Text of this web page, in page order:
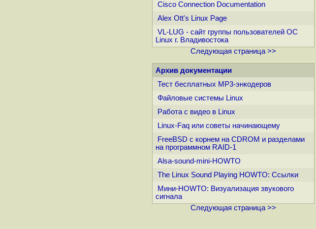
Cisco Connection Documentation
Alex Ott's Linux Page
VL-LUG - сайт группы пользователей ОС
Linux г. Владивостока
Следующая страница >>
Архив документации
Тест бесплатныx MP3-энкодеров
Файловые системы Linux
Работа с видео в Linux
Linux-Faq или советы начинающему
FreeBSD с корнем на CDROM и разделами
на программном RAID-1
Alsa-sound-mini-HOWTO
The Linux Sound Playing HOWTO: Ссылки
Мини-HOWTO: Визуализация звукового
сигнала
Следующая страница >>